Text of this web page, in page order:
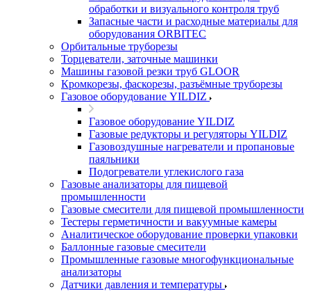
обработки и визуального контроля труб
Запасные части и расходные материалы для
оборудования ORBITEC
Орбитальные труборезы
Торцеватели, заточные машинки
Машины газовой резки труб GLOOR
Кромкорезы, фаскорезы, разъёмные труборезы
Газовое оборудование YILDIZ
Газовое оборудование YILDIZ
Газовые редукторы и регуляторы YILDIZ
Газовоздушные нагреватели и пропановые
паяльники
Подогреватели углекислого газа
Газовые анализаторы для пищевой
промышленности
Газовые смесители для пищевой промышленности
Тестеры герметичности и вакуумные камеры
Аналитическое оборудование проверки упаковки
Баллонные газовые смесители
Промышленные газовые многофункциональные
анализаторы
Датчики давления и температуры